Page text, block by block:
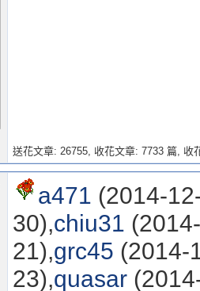
送花文章: 26755, 收花文章: 7733 篇, 收
a471 (2014-
30),chiu31
21),grc45 (2014-
23),quasar